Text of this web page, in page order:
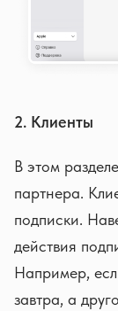
2. Клиенты
В этом
партнера.
подписки.
действия
Например,
завтра, а